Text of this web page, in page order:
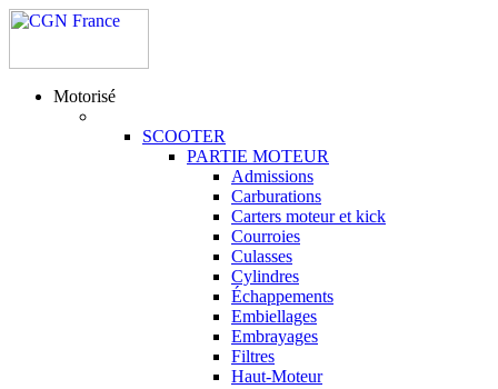
Motorisé
SCOOTER
PARTIE MOTEUR
Admissions
Carburations
Carters moteur et kick
Courroies
Culasses
Cylindres
Échappements
Embiellages
Embrayages
Filtres
Haut-Moteur